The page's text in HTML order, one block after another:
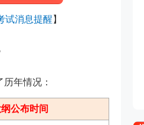
试消息提醒 】
年情况：
公布时间